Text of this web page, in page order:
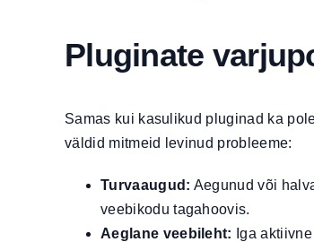
Pluginate
Samas kui kasulikud pluginad ka
väldid mitmeid levinud probleeme:
Turvaaugud: Aegunud või
veebikodu tagahoovis.
Aeglane veebileht: Iga